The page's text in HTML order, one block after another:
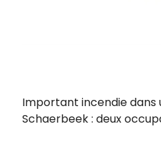
Important incendie dans
Schaerbeek : deux